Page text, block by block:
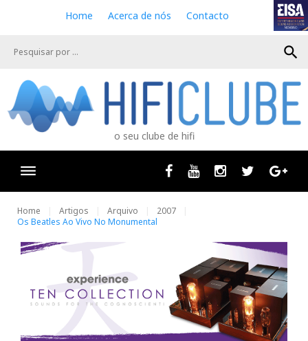
e
Home Acerca de nós Contacto
search
o seu clube de hifi
Facebook
Youtube InstagramTwitter
Home Artigos Arquivo
2007
Os Beatles Ao Vivo No Monumental